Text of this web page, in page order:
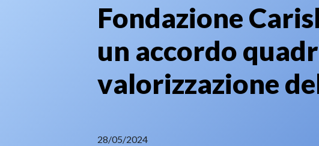
Fondazione
un accordo
valorizzazione
28/05/2024